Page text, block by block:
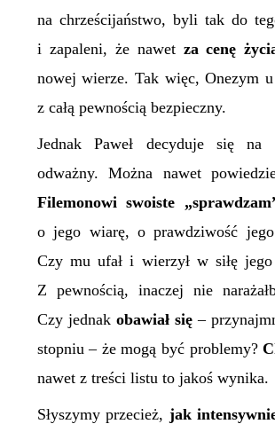
na chrześcijaństwo, byli tak do
i zapaleni, że nawet za cenę
nowej wierze. Tak więc, Onezym u
z całą pewnością bezpieczny.
Jednak Paweł decyduje się na
odważny. Można nawet
Filemonowi swoiste
o jego wiarę, o prawdziwość jego
Czy mu ufał i wierzył w siłę jego
Z pewnością, inaczej nie
Czy jednak obawiał się –
stopniu – że mogą być problemy?
nawet z treści listu to jakoś wynika.
Słyszymy przecież, jak